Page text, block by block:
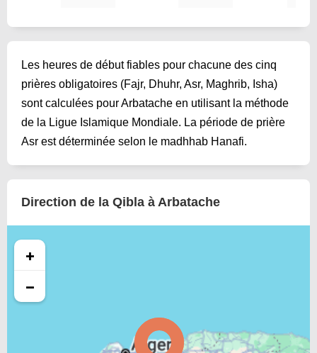
Les heures de début fiables pour chacune des cinq
prières obligatoires (Fajr, Dhuhr, Asr, Maghrib, Isha)
sont calculées pour Arbatache en utilisant la méthode
de la Ligue Islamique Mondiale. La période de prière
Asr est déterminée selon le madhhab Hanafi.
Direction de la Qibla à Arbatache
+
−